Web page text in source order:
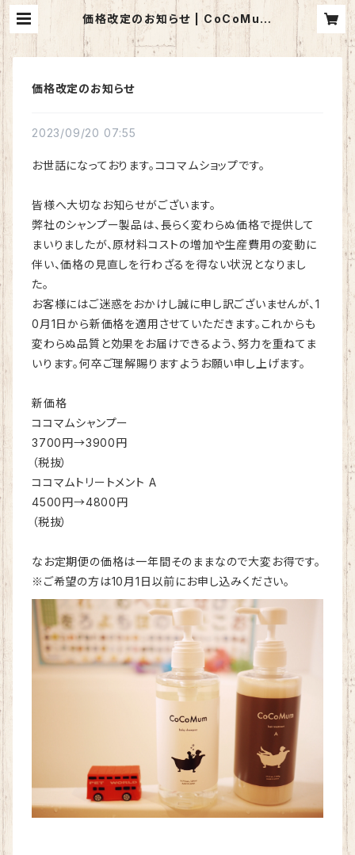
価格改定のお知らせ | CoCoMum
（ココマム）ショップ
価格改定のお知らせ
2023/09/20 07:55
お世話になっております。ココマムショップです。
皆様へ大切なお知らせがございます。
弊社のシャンプー製品は、長らく変わらぬ価格で提供して
まいりましたが、原材料コストの増加や生産費用の変動に
伴い、価格の見直しを行わざるを得ない状況となりまし
た。
お客様にはご迷惑をおかけし誠に申し訳ございませんが、1
0月1日から新価格を適用させていただきます。これからも
変わらぬ品質と効果をお届けできるよう、努力を重ねてま
いります。何卒ご理解賜りますようお願い申し上げます。
新価格
ココマムシャンプー
3700円→3900円
（税抜）
ココマムトリートメント A
4500円→4800円
（税抜）
なお定期便の価格は一年間そのままなので大変お得です。
※ご希望の方は10月1日以前にお申し込みください。